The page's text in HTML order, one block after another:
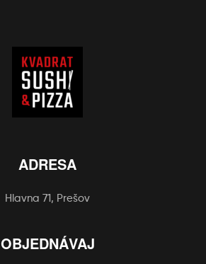
ADRESA
Hlavna 71, Prešov
OBJEDNÁVAJ